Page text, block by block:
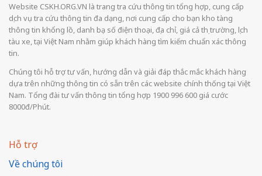
Website CSKH.ORG.VN là trang tra cứu thông tin tổng hợp, cung cấp
dịch vụ tra cứu thông tin đa dạng, nơi cung cấp cho bạn kho tàng
thông tin khổng lồ, danh bạ số điện thoại, địa chỉ, giá cả thị trường, lịch
tàu xe, tại Việt Nam nhằm giúp khách hàng tìm kiếm chuẩn xác thông
tin.
Chúng tôi hỗ trợ tư vấn, hướng dẫn và giải đáp thắc mắc khách hàng
dựa trên những thông tin có sẵn trên các website chính thống tại Việt
Nam. Tổng đài tư vấn thông tin tổng hợp 1900 996 600 giá cước
8000đ/Phút.
Hỗ trợ
Về chúng tôi